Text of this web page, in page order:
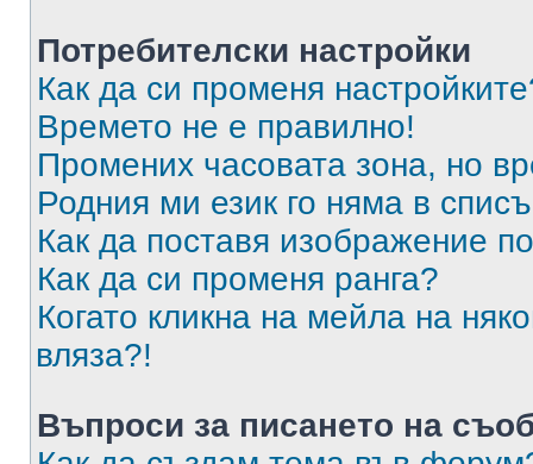
Потребителски настройки
Как да си променя
Времето не е правилно!
Промених часовата зона, но
Родния ми език го няма в
Как да поставя изображение
Как да си променя ранга?
Когато кликна на мейла на
вляза?!
Въпроси за писането на